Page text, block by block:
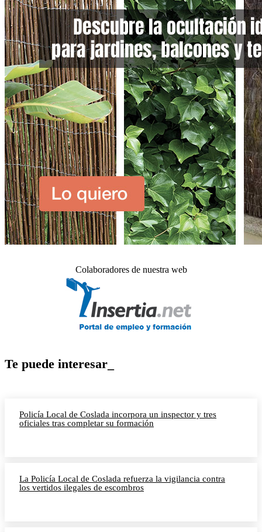
Colaboradores de nuestra web
Te puede interesar_
Policía Local de Coslada incorpora un inspector y tres
oficiales tras completar su formación
La Policía Local de Coslada refuerza la vigilancia contra
los vertidos ilegales de escombros